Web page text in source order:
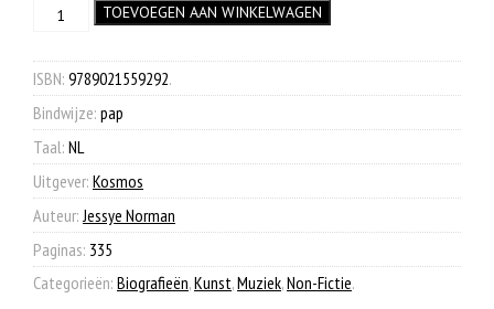
was:
€ 22,50.
is:
€ 9,90.
mijn
leven
aantal
TOEVOEGEN AAN WINKELWAGEN
ISBN: 9789021559292.
Bindwijze: pap
Taal: NL
Uitgever: Kosmos
Auteur: Jessye Norman
Paginas: 335
Categorieën: Biografieën,Kunst,Muziek,Non-Fictie.